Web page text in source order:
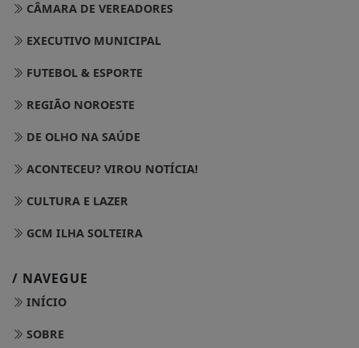
CÂMARA DE VEREADORES
EXECUTIVO MUNICIPAL
FUTEBOL & ESPORTE
REGIÃO NOROESTE
DE OLHO NA SAÚDE
ACONTECEU? VIROU NOTÍCIA!
CULTURA E LAZER
GCM ILHA SOLTEIRA
/ NAVEGUE
INÍCIO
SOBRE